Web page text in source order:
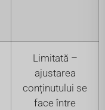
Limitată –
ajustarea
conținutului se
face între